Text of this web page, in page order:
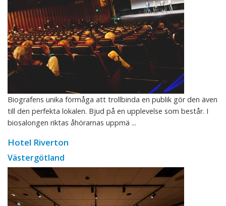
Biografens unika förmåga att trollbinda en publik gör den även
till den perfekta lokalen. Bjud på en upplevelse som består. I
biosalongen riktas åhörarnas uppmä ...
Hotel Riverton
Västergötland